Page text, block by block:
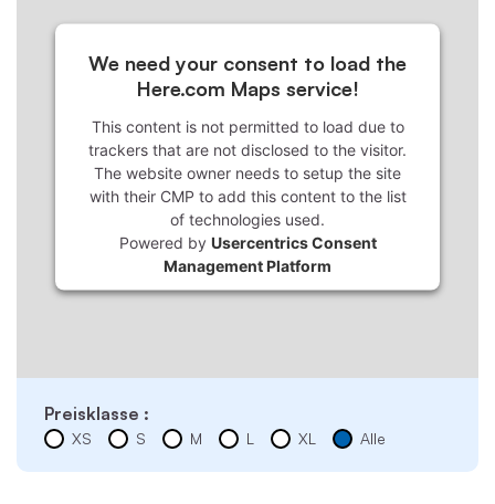
We need your consent to load the
Here.com Maps service!
This content is not permitted to load due to
trackers that are not disclosed to the visitor.
The website owner needs to setup the site
with their CMP to add this content to the list
of technologies used.
Powered by Usercentrics Consent
Management Platform
Preisklasse :
XS S M L XL Alle